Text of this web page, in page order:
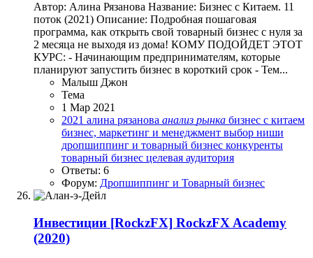
Автор: Алина Рязанова Название: Бизнес с Китаем. 11
поток (2021) Описание: Подробная пошаговая
программа, как открыть свой товарный бизнес с нуля за
2 месяца не выходя из дома! КОМУ ПОДОЙДЕТ ЭТОТ
КУРС: - Начинающим предпринимателям, которые
планируют запустить бизнес в короткий срок - Тем...
Малыш Джон
Тема
1 Мар 2021
2021 алина рязанова анализ рынка бизнес с китаем
бизнес, маркетинг и менеджмент выбор ниши
дропшиппинг и товарный бизнес конкуренты
товарный бизнес целевая аудитория
Ответы: 6
Форум: Дропшиппинг и Товарный бизнес
Инвестиции [RockzFX] RockzFX Academy
(2020)